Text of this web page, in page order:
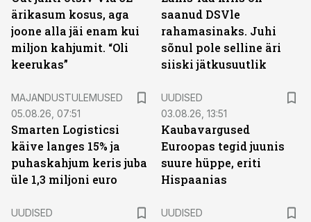
ärikasum kosus, aga
joone alla jäi enam kui
miljon kahjumit. “Oli
keerukas”
saanud DSVle
rahamasinaks. Juhi
sõnul pole selline äri
siiski jätkusuutlik
MAJANDUSTULEMUSED
05.08.26, 07:51
Smarten Logisticsi
käive langes 15% ja
puhaskahjum keris juba
üle 1,3 miljoni euro
UUDISED
03.08.26, 13:51
Kaubavargused
Euroopas tegid juunis
suure hüppe, eriti
Hispaanias
UUDISED
UUDISED